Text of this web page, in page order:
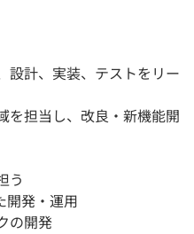
設計、実装、テストをリー
を担当し、改良・新機能開
う
開発・運用
の開発